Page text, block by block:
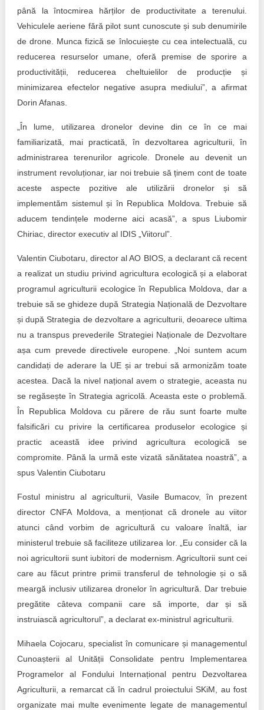
până la întocmirea hărților de productivitate a terenului.
Vehiculele aeriene fără pilot sunt cunoscute și sub denumirile
de drone. Munca fizică se înlocuiește cu cea intelectuală, cu
reducerea resurselor umane, oferă premise de sporire a
productivității, reducerea cheltuielilor de producție și
minimizarea efectelor negative asupra mediului”, a afirmat
Dorin Afanas.
„În lume, utilizarea dronelor devine din ce în ce mai
familiarizată, mai practicată, în dezvoltarea agriculturii, în
administrarea terenurilor agricole. Dronele au devenit un
instrument revoluționar, iar noi trebuie să ținem cont de toate
aceste aspecte pozitive ale utilizării dronelor și să
implementăm sistemul și în Republica Moldova. Trebuie să
aducem tendințele moderne aici acasă”, a spus Liubomir
Chiriac, director executiv al IDIS „Viitorul”.
Valentin Ciubotaru, director al AO BIOS, a declarant că recent
a realizat un studiu privind agricultura ecologică și a elaborat
programul agriculturii ecologice în Republica Moldova, dar a
trebuie să se ghideze după Strategia Națională de Dezvoltare
și după Strategia de dezvoltare a agriculturii, deoarece ultima
nu a transpus prevederile Strategiei Naționale de Dezvoltare
așa cum prevede directivele europene. „Noi suntem acum
candidați de aderare la UE și ar trebui să armonizăm toate
acestea. Dacă la nivel național avem o strategie, aceasta nu
se regăsește în Strategia agricolă. Aceasta este o problemă.
În Republica Moldova cu părere de rău sunt foarte multe
falsificări cu privire la certificarea produselor ecologice și
practic această idee privind agricultura ecologică se
compromite. Până la urmă este vizată sănătatea noastră”, a
spus Valentin Ciubotaru
Fostul ministru al agriculturii, Vasile Bumacov, în prezent
director CNFA Moldova, a menționat că dronele au viitor
atunci când vorbim de agricultură cu valoare înaltă, iar
ministerul trebuie să faciliteze utilizarea lor. „Eu consider că la
noi agricultorii sunt iubitori de modernism. Agricultorii sunt cei
care au făcut printre primii transferul de tehnologie și o să
meargă inclusiv utilizarea dronelor în agricultură. Dar trebuie
pregătite câteva companii care să importe, dar și să
instruiască agricultorul”, a declarat ex-ministrul agriculturii.
Mihaela Cojocaru, specialist în comunicare și managementul
Cunoașterii al Unității Consolidate pentru Implementarea
Programelor al Fondului Internațional pentru Dezvoltarea
Agriculturii, a remarcat că în cadrul proiectului SKiM, au fost
organizate mai multe evenimente legate de managementul